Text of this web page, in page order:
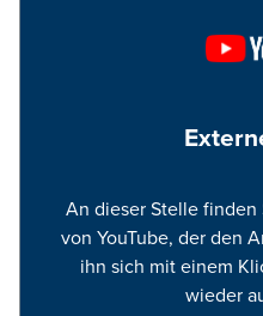
An dieser Stelle
von YouTube, der den
ihn sich mit einem
wieder